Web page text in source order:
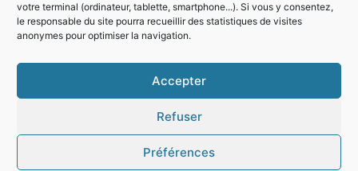
votre terminal (ordinateur, tablette, smartphone...). Si vous y consentez,
le responsable du site pourra recueillir des statistiques de visites
anonymes pour optimiser la navigation.
Accepter
Refuser
Préférences